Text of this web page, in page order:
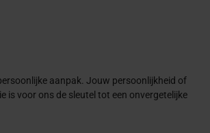
aanpak. Jouw persoonlijkheid of
is voor ons de sleutel tot een onvergetelijke